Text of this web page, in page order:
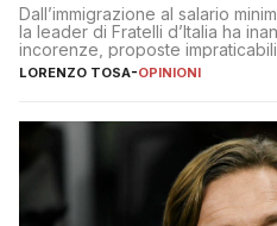
Dall’immigrazione al salario
la leader di Fratelli d’Italia ha
incorenze, proposte
nessuno – a destra come a
LORENZO TOSA-OPINIONI